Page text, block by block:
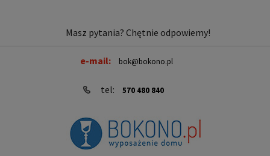
Masz pytania? Chętnie odpowiemy!
e-mail: bok@bokono.pl
tel: 570 480 840